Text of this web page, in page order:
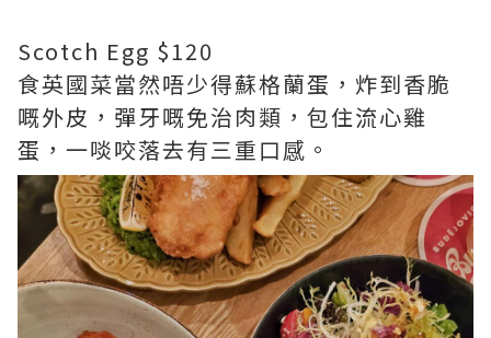
Scotch Egg $120
食英國菜當然唔少得蘇格蘭蛋，炸到香脆
嘅外皮，彈牙嘅免治肉類，包住流心雞
蛋，一啖咬落去有三重口感。